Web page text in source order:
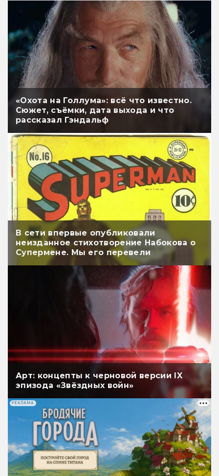
«Охота на Голлума»: всё что известно.
Сюжет, съёмки, дата выхода и что
рассказал Гэндальф
В сети впервые опубликовали
неизданное стихотворение Набокова о
Супермене. Мы его перевели
Арт: концепты к черновой версии IX
эпизода «Звёздных войн»
РЕКЛАМА